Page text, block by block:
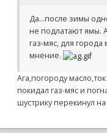
Да...после зимы
не подлатают ямы.
газ-мяс, для
мнение.
Ага,погороду
покидал газ-мяс и
шустрику перекинул на